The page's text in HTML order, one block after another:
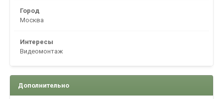
Город
Москва
Интересы
Видеомонтаж
Дополнительно